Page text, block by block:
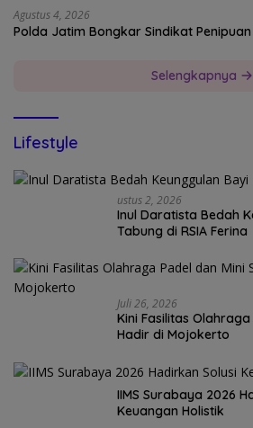
Agustus 4, 2026
Polda Jatim Bongkar Sindikat
Selengkapnya
Lifestyle
Ustus 2, 2026
Inul Daratista Bedah
Tabung di RSIA Ferina
Juli 26, 2026
Kini Fasilitas
Hadir di Mojokerto
IIMS Surabaya 2026
Keuangan Holistik